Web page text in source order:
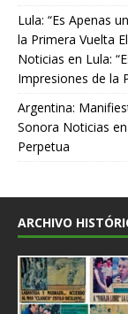
Lula: “Es Apenas
la Primera Vuelta
Noticias en Lula:
Impresiones de la
Argentina:
Sonora Noticias en
Perpetua
ARCHIVO